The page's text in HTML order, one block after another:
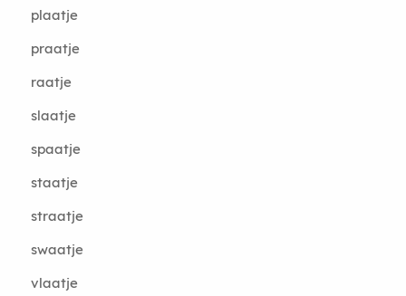
plaatje
praatje
raatje
slaatje
spaatje
staatje
straatje
swaatje
vlaatje